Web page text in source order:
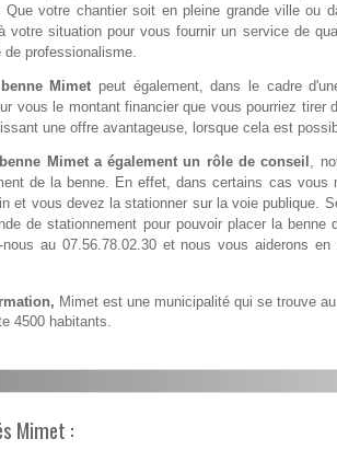
Que votre chantier soit en pleine grande ville ou
votre situation pour vous fournir un service de
de professionalisme.
Mimet peut également, dans le cadre
vous le montant financier que vous pourriez tirer
une offre avantageuse, lorsque cela est
Mimet a également un rôle de conseil ,
de la benne. En effet, dans certains cas vous
et vous devez la stationner sur la voie publique.
de stationnement pour pouvoir placer la
nous au 07.56.78.02.30 et nous vous aiderons
Mimet est une municipalité qui se trouve
4500 habitants.
Mimet :